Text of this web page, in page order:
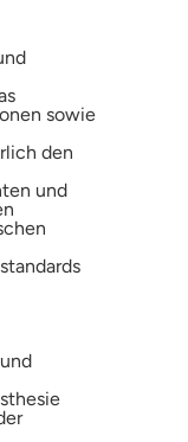
sowie
den
und